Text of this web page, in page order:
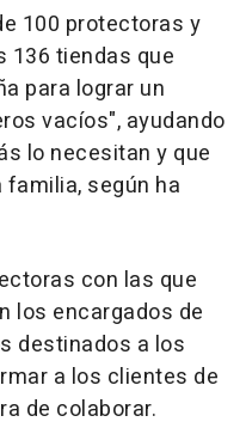
100 protectoras y
136 tiendas que
para lograr un
vacíos", ayudando
lo necesitan y que
según ha
con las que
los encargados de
destinados a los
a los clientes de
de colaborar.